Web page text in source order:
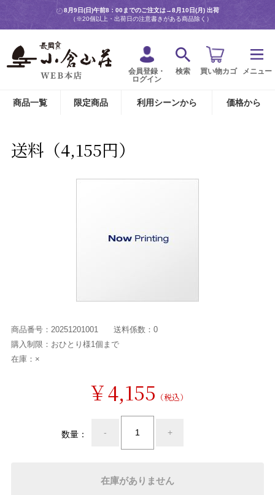
8月9日(日)午前8：00までのご注文は→8月10日(月) 出荷
（※20個以上・出荷日の注意書きがある商品除く）
会員登録・
ログイン
検索 買い物カゴ メニュー
商品一覧 限定商品 利用シーンから 価格から
送料（4,155円）
商品番号： 20251201001 送料係数： 0
購入制限： おひとり様1個まで
在庫： ×
￥4,155 （税込）
数量： - +
在庫がありません